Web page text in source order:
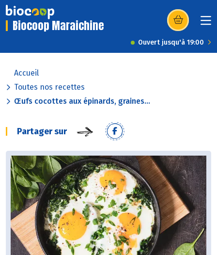
Biocoop Maraichine (s’ouvre dans
Ouvert jusqu'à 19:00
Accueil
Toutes nos recettes
Œufs cocottes aux épinards, graines...
Partager sur